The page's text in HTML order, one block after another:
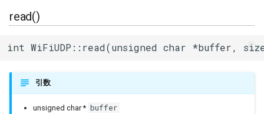
read()
int WiFiUDP::read(unsigned char *buffer,
引数
unsigned char * buffer